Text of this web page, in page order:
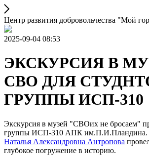
Центр развития добровольчества "Мой
2025-09-04 08:53
ЭКСКУРСИЯ В
СВО ДЛЯ
ГРУППЫ ИСП-310
Экскурсия в музей "СВОих не бросаем"
группы ИСП-310 АПК им.П.И.Пландина.
Наталья Александровна Антропова
глубокое погружение в историю.